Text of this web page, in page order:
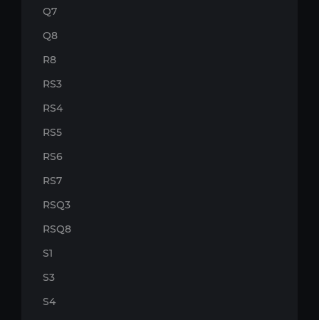
Q7
Q8
R8
RS3
RS4
RS5
RS6
RS7
RSQ3
RSQ8
S1
S3
S4